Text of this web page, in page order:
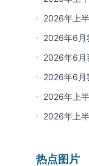
为7964.8
2026年上
中浙江、
2026年6月
月累计产
2026年6月
月累计产
2026年6月
月累计产
2026年上
4.2% 业务
2026年上
热点图片